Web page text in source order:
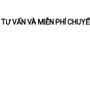
VẤN VÀ MIỄN PHÍ